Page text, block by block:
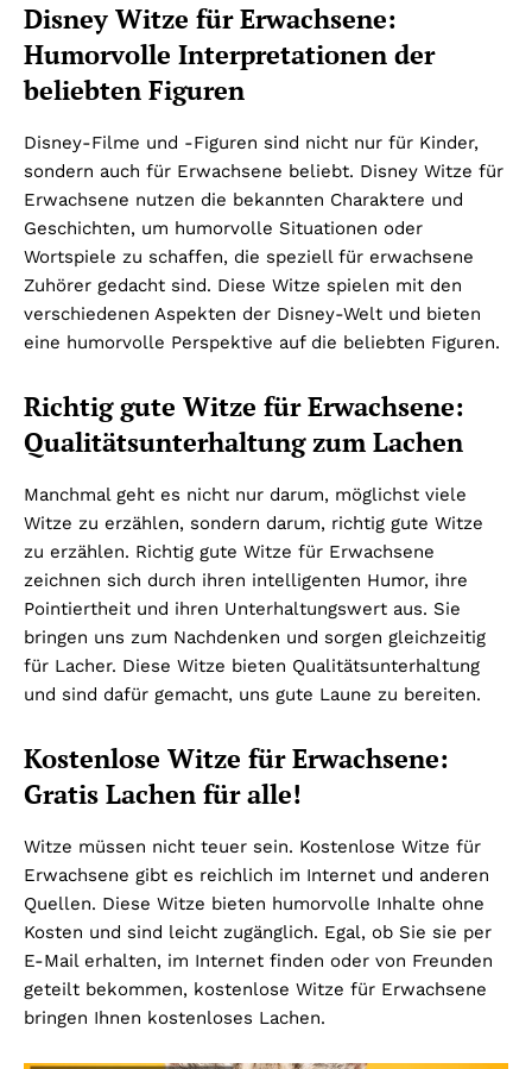
Disney Witze für Erwachsene:
Humorvolle Interpretationen der
beliebten Figuren
Disney-Filme und -Figuren sind nicht nur für Kinder,
sondern auch für Erwachsene beliebt. Disney Witze für
Erwachsene nutzen die bekannten Charaktere und
Geschichten, um humorvolle Situationen oder
Wortspiele zu schaffen, die speziell für erwachsene
Zuhörer gedacht sind. Diese Witze spielen mit den
verschiedenen Aspekten der Disney-Welt und bieten
eine humorvolle Perspektive auf die beliebten Figuren.
Richtig gute Witze für Erwachsene:
Qualitätsunterhaltung zum Lachen
Manchmal geht es nicht nur darum, möglichst viele
Witze zu erzählen, sondern darum, richtig gute Witze
zu erzählen. Richtig gute Witze für Erwachsene
zeichnen sich durch ihren intelligenten Humor, ihre
Pointiertheit und ihren Unterhaltungswert aus. Sie
bringen uns zum Nachdenken und sorgen gleichzeitig
für Lacher. Diese Witze bieten Qualitätsunterhaltung
und sind dafür gemacht, uns gute Laune zu bereiten.
Kostenlose Witze für Erwachsene:
Gratis Lachen für alle!
Witze müssen nicht teuer sein. Kostenlose Witze für
Erwachsene gibt es reichlich im Internet und anderen
Quellen. Diese Witze bieten humorvolle Inhalte ohne
Kosten und sind leicht zugänglich. Egal, ob Sie sie per
E-Mail erhalten, im Internet finden oder von Freunden
geteilt bekommen, kostenlose Witze für Erwachsene
bringen Ihnen kostenloses Lachen.